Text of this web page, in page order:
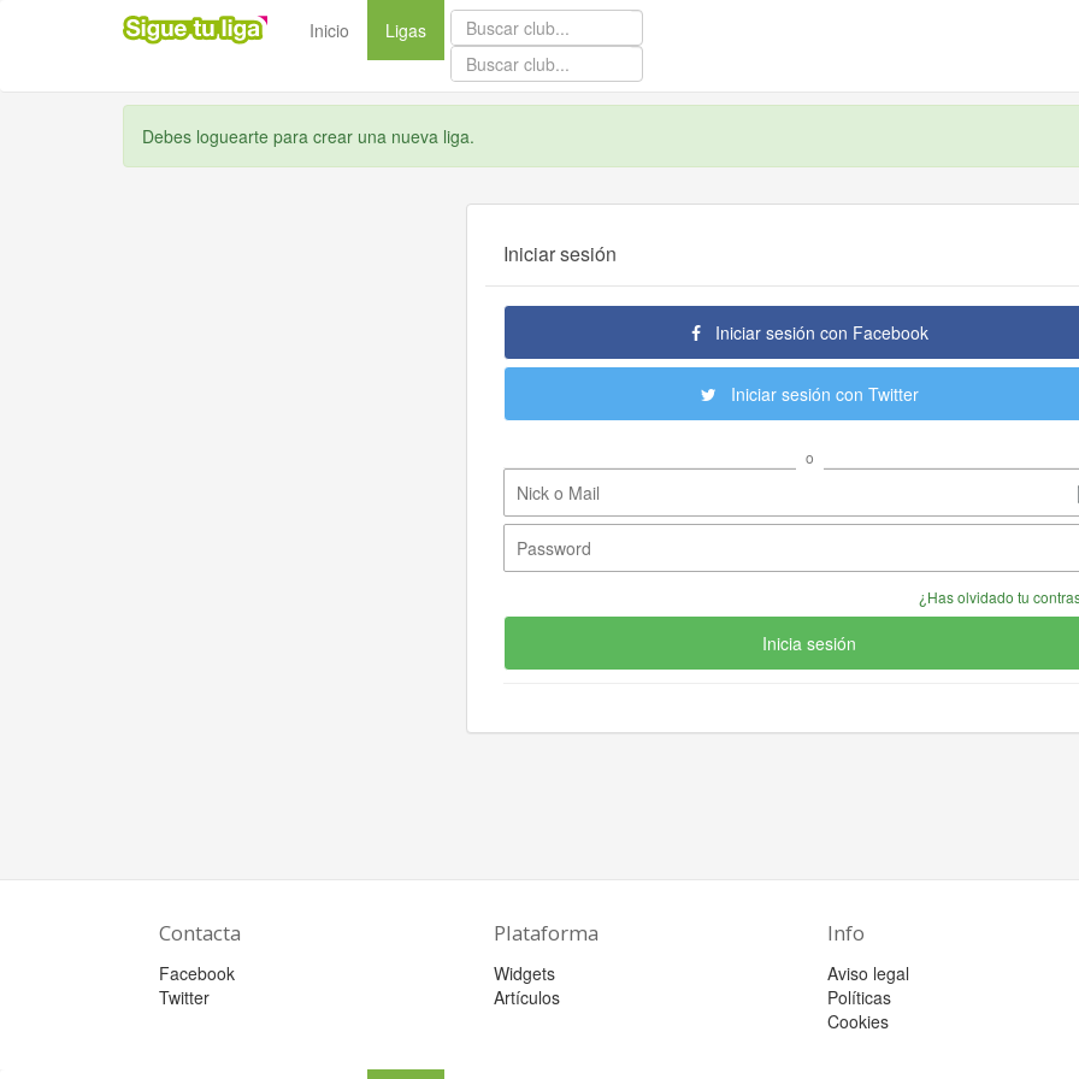
Inicio Ligas(current)
Debes loguearte para crear una nueva liga.
Iniciar sesión
Iniciar sesión con Facebook
Iniciar sesión con Twitter
o
¿Has olvidado tu
Inicia sesión
Contacta
Facebook
Twitter
Plataforma
Widgets
Artículos
Info
Aviso legal
Políticas
Cookies